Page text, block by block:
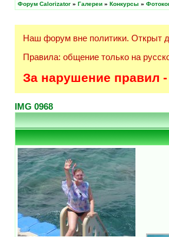
Форум Calorizator » Галереи » Конкурсы »
Наш форум вне политики. Открыт
Правила: общение только на
За нарушение правил
IMG 0968